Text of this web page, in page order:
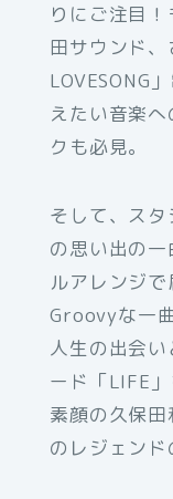
りにご注目
田サウンド
LOVESONG
えたい音楽
クも必見。
そして、ス
の思い出の
ルアレンジ
Groovyな一
人生の出会
ード「LIFE
素顔の久保
のレジェンド